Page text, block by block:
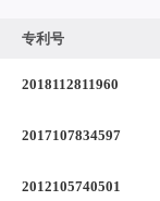
专利号
2018112811960
2017107834597
2012105740501